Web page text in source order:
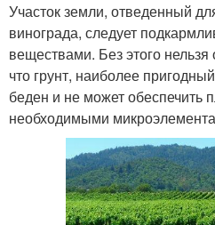
Участок земли, отведенный
винограда, следует
веществами. Без этого
что грунт, наиболее
беден и не может обеспечить
необходимыми